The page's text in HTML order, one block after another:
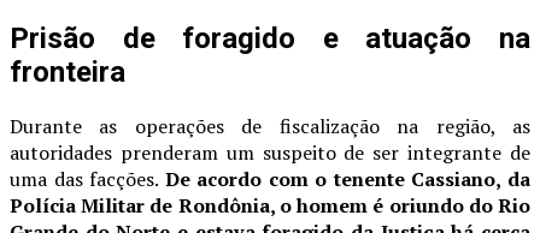
Prisão de foragido e atuação na
fronteira
Durante as operações de fiscalização na região, as
autoridades prenderam um suspeito de ser integrante de
uma das facções. De acordo com o tenente Cassiano, da
Polícia Militar de Rondônia, o homem é oriundo do Rio